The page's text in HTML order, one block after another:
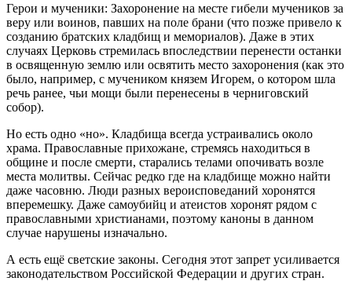
Герои и мученики: Захоронение на месте гибели мучеников за
веру или воинов, павших на поле брани (что позже привело к
созданию братских кладбищ и мемориалов). Даже в этих
случаях Церковь стремилась впоследствии перенести останки
в освященную землю или освятить место захоронения (как это
было, например, с мучеником князем Игорем, о котором шла
речь ранее, чьи мощи были перенесены в черниговский
собор).
Но есть одно «но». Кладбища всегда устраивались около
храма. Православные прихожане, стремясь находиться в
общине и после смерти, старались телами опочивать возле
места молитвы. Сейчас редко где на кладбище можно найти
даже часовню. Люди разных вероисповеданий хоронятся
вперемешку. Даже самоубийц и атеистов хоронят рядом с
православными христианами, поэтому каноны в данном
случае нарушены изначально.
А есть ещё светские законы. Сегодня этот запрет усиливается
законодательством Российской Федерации и других стран.